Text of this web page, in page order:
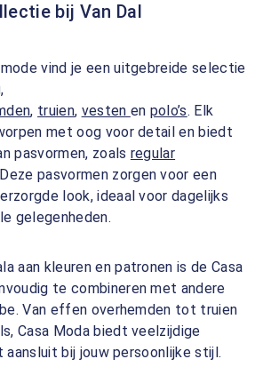
bij Van Dal
vind je een uitgebreide selectie
, truien, vesten en polo’s. Elk
met oog voor detail en biedt
pasvormen, zoals regular
pasvormen zorgen voor een
look, ideaal voor dagelijks
gelegenheden.
aan kleuren en patronen is de Casa
te combineren met andere
Van effen overhemden tot truien
Casa Moda biedt veelzijdige
bij jouw persoonlijke stijl.